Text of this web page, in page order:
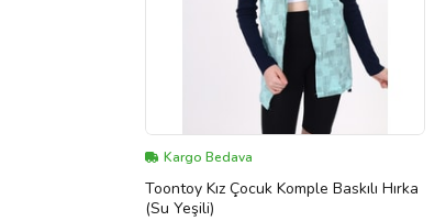
Kargo Bedava
Toontoy Kız Çocuk Komple Baskılı Hırka
(Su Yeşili)